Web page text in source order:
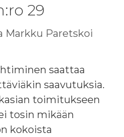
29
Markku Paretskoi
saattaa
saavutuksia.
toimitukseen
tosin mikään
kokoista